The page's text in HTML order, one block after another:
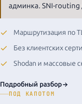
админка. SNI-
Маршрутизация по
Без клиентских
Shodan и массовые
Подробный разбор
ПОД КАПОТОМ